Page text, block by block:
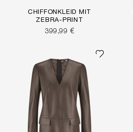
CHIFFONKLEID MIT
ZEBRA-PRINT
399,99 €